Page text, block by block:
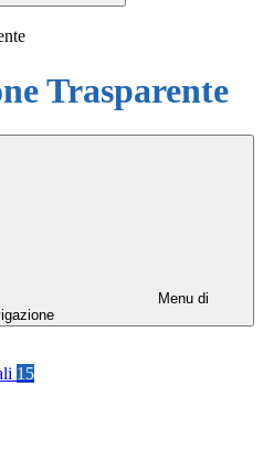
Trasparente
Menu di
15